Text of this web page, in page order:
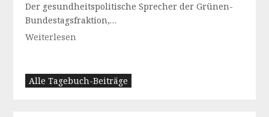
Der gesundheitspolitische Sprecher der Grünen-
Bundestagsfraktion,…
Weiterlesen
Alle Tagebuch-Beiträge